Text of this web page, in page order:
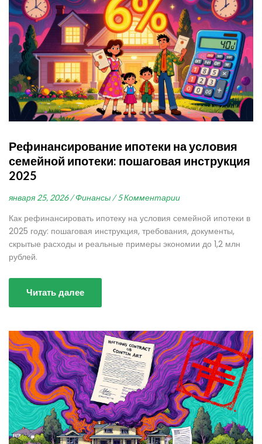
Рефинансирование ипотеки на условия
семейной ипотеки: пошаговая инструкция
2025
января 25, 2026 / Финансы / 5 Комментарии
Как рефинансировать ипотеку на условия семейной ипотеки в
2025 году: пошаговая инструкция, требования, документы,
скрытые расходы и реальные примеры экономии до 1,2 млн
рублей.
Читать далее